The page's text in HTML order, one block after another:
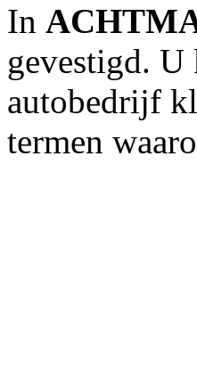
In
gevestigd. U
autobedrijf
termen